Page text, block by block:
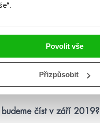
Povolit vše
Přizpůsobit
číst v září 2019?